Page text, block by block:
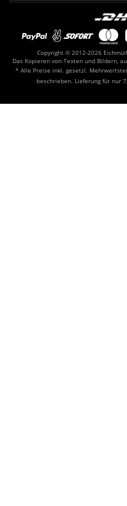
Copyright © 2012-2026
Das Kopieren von Texten und Bildern,
* Alle Preise inkl. gesetzl.
beschrieben. Lieferung für nur